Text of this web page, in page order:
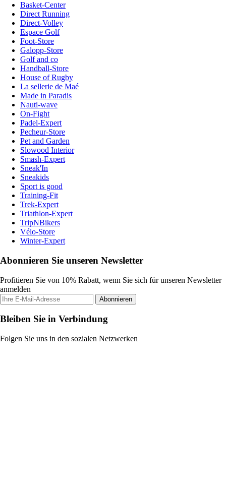
Basket-Center
Direct Running
Direct-Volley
Espace Golf
Foot-Store
Galopp-Store
Golf and co
Handball-Store
House of Rugby
La sellerie de Maé
Made in Paradis
Nauti-wave
On-Fight
Padel-Expert
Pecheur-Store
Pet and Garden
Slowood Interior
Smash-Expert
Sneak'In
Sneakids
Sport is good
Training-Fit
Trek-Expert
Triathlon-Expert
TripNBikers
Vélo-Store
Winter-Expert
Abonnieren Sie unseren Newsletter
Profitieren Sie von 10% Rabatt, wenn Sie sich für unseren Newsletter
anmelden
Abonnieren
Bleiben Sie in Verbindung
Folgen Sie uns in den sozialen Netzwerken